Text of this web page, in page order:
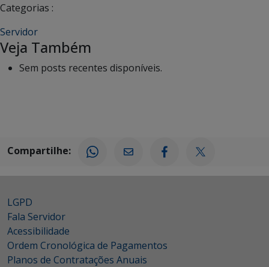
Categorias :
Servidor
Veja Também
Sem posts recentes disponíveis.
Compartilhe:
LGPD
Fala Servidor
Acessibilidade
Ordem Cronológica de Pagamentos
Planos de Contratações Anuais